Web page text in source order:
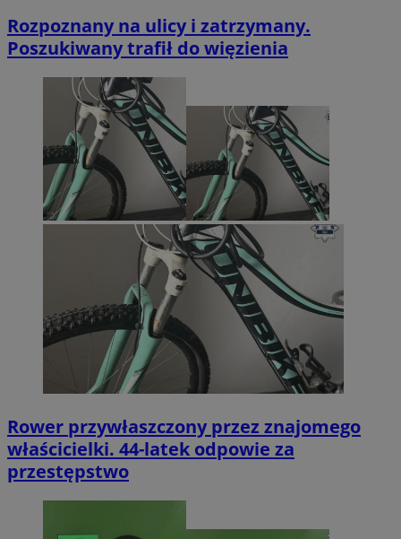
Rozpoznany na ulicy i zatrzymany.
Poszukiwany trafił do więzienia
Rower przywłaszczony przez znajomego
właścicielki. 44-latek odpowie za
przestępstwo